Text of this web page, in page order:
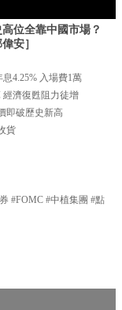
位全靠中國市場？
安］
4.25% 入場費1萬
經濟復甦阻力徒增
即破歷史新高
貨
#FOMC #中植集團 #點